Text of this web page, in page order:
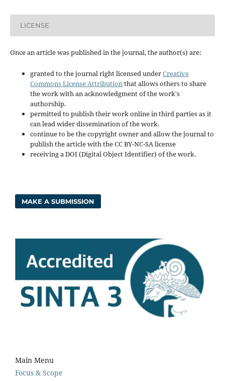
LICENSE
Once an article was published in the journal, theauthor(s) are:
granted to the journal right licensed underCreative
Commons License Attributionthat allows others to share
the work with an acknowledgment of the work's
authorship.
permitted to publish their work online in third parties as it
can lead wider dissemination of the work.
continue to be the copyright owner and allow the journal to
publish the article with the CC BY-NC-SA license
receiving a DOI (Digital Object Identifier) of the work.
MAKE A SUBMISSION
Main Menu
Focus & Scope